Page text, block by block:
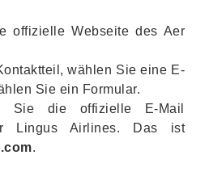
offizielle Webseite des Aer
wählen Sie eine E-
Sie ein Formular.
Sie die offizielle E-Mail
Lingus Airlines. Das ist
.